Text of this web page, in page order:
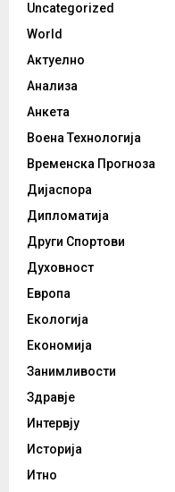
Uncategorized
World
Актуелно
Анализа
Анкета
Воена Технологија
Временска Прогноза
Дијаспора
Дипломатија
Други Спортови
Духовност
Европа
Екологија
Економија
Занимливости
Здравје
Интервју
Историја
Итно